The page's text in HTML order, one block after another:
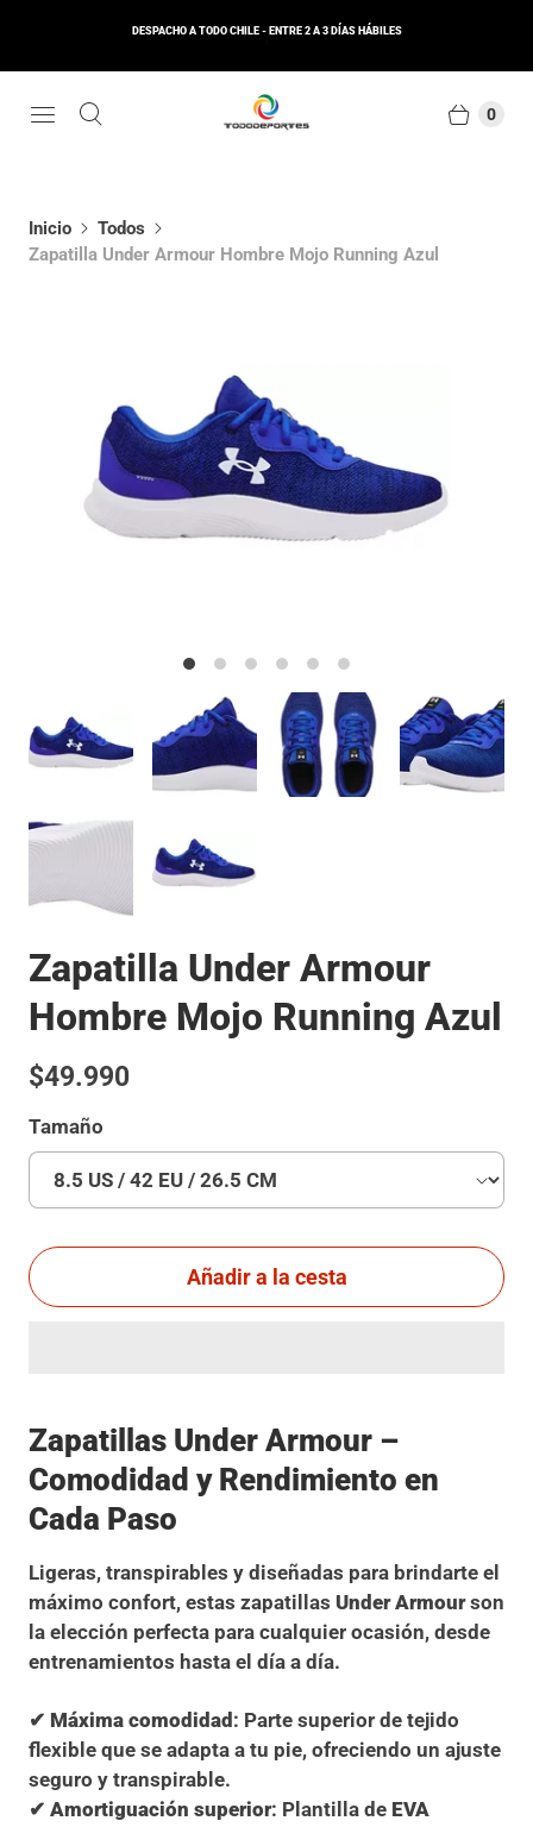
DESPACHO A TODO CHILE - ENTRE 2 A 3 DÍAS HÁBILES
0
Inicio
Todos
Zapatilla Under Armour Hombre Mojo Running Azul
Zapatilla Under Armour
Hombre Mojo Running Azul
$49.990
Tamaño
Añadir a la cesta
Zapatillas Under Armour –
Comodidad y Rendimiento en
Cada Paso
Ligeras, transpirables y diseñadas para brindarte el
máximo confort, estas zapatillas Under Armourson
la elección perfecta para cualquier ocasión, desde
entrenamientos hasta el día a día.
✔ Máxima comodidad: Parte superior de tejido
flexible que se adapta a tu pie, ofreciendo un ajuste
seguro y transpirable.
✔ Amortiguación superior: Plantilla de EVA